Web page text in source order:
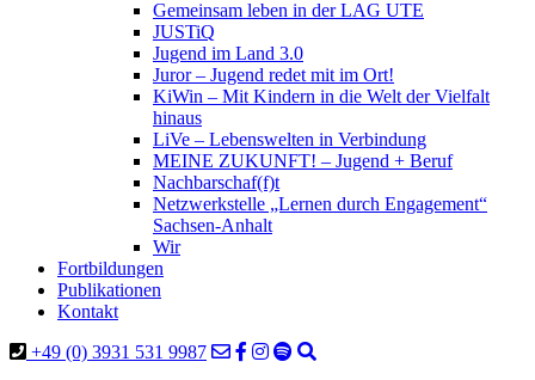
Gemeinsam leben in der LAG UTE
JUSTiQ
Jugend im Land 3.0
Juror – Jugend redet mit im Ort!
KiWin – Mit Kindern in die Welt der Vielfalt
hinaus
LiVe – Lebenswelten in Verbindung
MEINE ZUKUNFT! – Jugend + Beruf
Nachbarschaf(f)t
Netzwerkstelle „Lernen durch Engagement“
Sachsen-Anhalt
Wir
Fortbildungen
Publikationen
Kontakt
+49 (0) 3931 531 9987